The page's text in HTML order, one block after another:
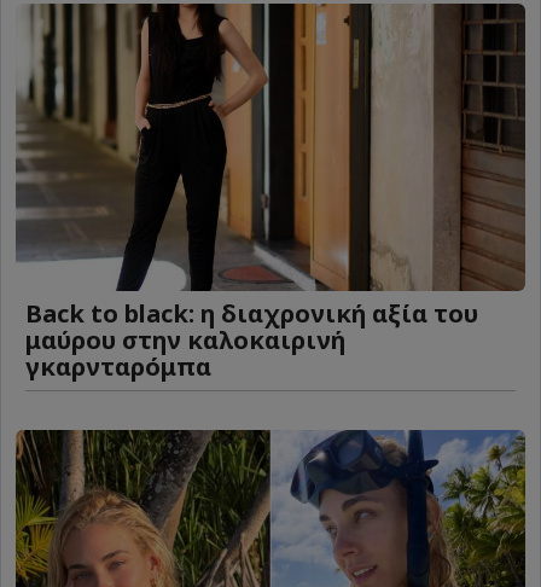
Back to black: η διαχρονική αξία του
μαύρου στην καλοκαιρινή
γκαρνταρόμπα